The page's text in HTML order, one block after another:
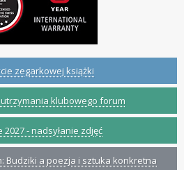
zegarkowej książki
utrzymania klubowego forum
- nadsyłanie zdjęć
Budziki a poezja i sztuka konkretna